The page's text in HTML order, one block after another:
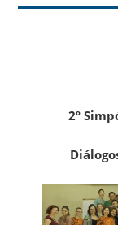
2º
D